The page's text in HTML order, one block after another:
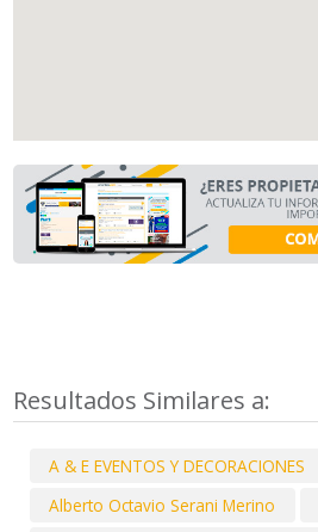
Resultados Similares a:
A & E EVENTOS Y DECORACIONES
Alberto Octavio Serani Merino